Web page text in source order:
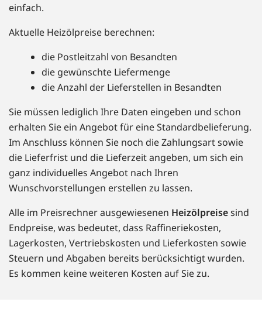
einfach.
Aktuelle Heizölpreise berechnen:
die Postleitzahl von Besandten
die gewünschte Liefermenge
die Anzahl der Lieferstellen in Besandten
Sie müssen lediglich Ihre Daten eingeben und schon
erhalten Sie ein Angebot für eine Standardbelieferung.
Im Anschluss können Sie noch die Zahlungsart sowie
die Lieferfrist und die Lieferzeit angeben, um sich ein
ganz individuelles Angebot nach Ihren
Wunschvorstellungen erstellen zu lassen.
Alle im Preisrechner ausgewiesenen Heizölpreisesind
Endpreise, was bedeutet, dass Raffineriekosten,
Lagerkosten, Vertriebskosten und Lieferkosten sowie
Steuern und Abgaben bereits berücksichtigt wurden.
Es kommen keine weiteren Kosten auf Sie zu.